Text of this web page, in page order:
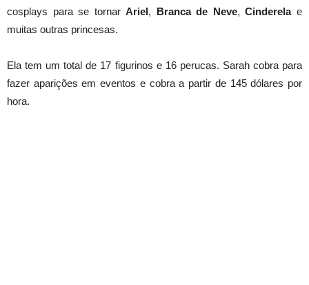
cosplays para se tornarAriel, Branca de Neve,Cinderela e
muitas outras princesas.
Ela tem um total de 17 figurinos e 16 perucas. Sarah cobra para
fazer aparições em eventos e cobra a partir de 145 dólares por
hora.